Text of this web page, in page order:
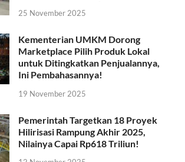
25 November 2025
Kementerian UMKM Dorong
Marketplace Pilih Produk Lokal
untuk Ditingkatkan Penjualannya,
Ini Pembahasannya!
19 November 2025
Pemerintah Targetkan 18 Proyek
Hilirisasi Rampung Akhir 2025,
Nilainya Capai Rp618 Triliun!